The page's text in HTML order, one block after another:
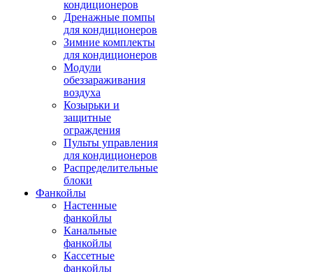
кондиционеров
Дренажные помпы
для кондиционеров
Зимние комплекты
для кондиционеров
Модули
обеззараживания
воздуха
Козырьки и
защитные
ограждения
Пульты управления
для кондиционеров
Распределительные
блоки
Фанкойлы
Настенные
фанкойлы
Канальные
фанкойлы
Кассетные
фанкойлы